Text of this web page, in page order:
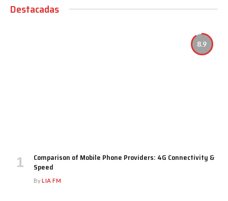
Destacadas
8.9
Comparison of Mobile Phone Providers: 4G Connectivity &
Speed
ByLIA FM